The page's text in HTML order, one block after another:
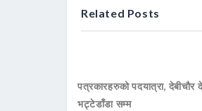
Related Posts
पत्रकारहरुको पदयात्रा, देबीचौर
भट्टेडाँडा सम्म